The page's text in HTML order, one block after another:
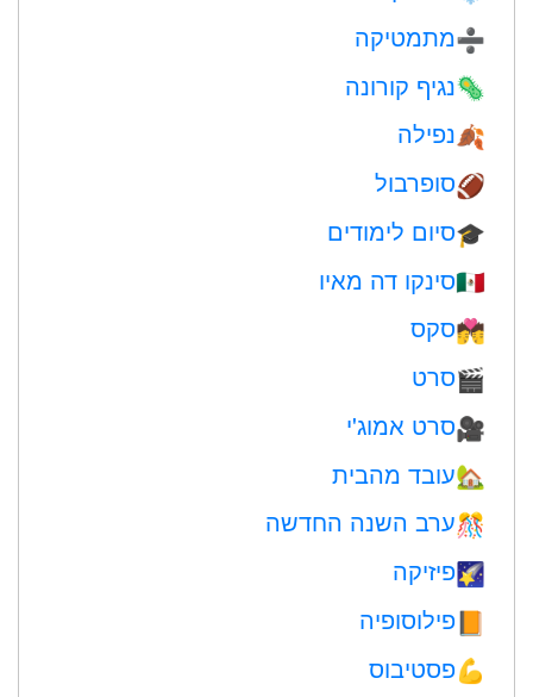
➗מתמטיקה
🦠נגיף קורונה
🍂נפילה
🏈סופרבול
🎓סיום לימודים
🇲🇽סינקו דה מאיו
💏סקס
🎬סרט
🎥סרט אמוג'י
🏡עובד מהבית
🎊ערב השנה החדשה
🌠פיזיקה
📙 פילוסופיה
💪פסטיבוס